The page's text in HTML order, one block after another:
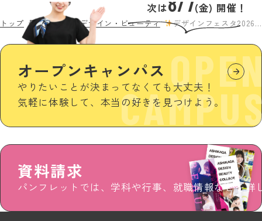
トップ 最新情報 足利デザイン・ビューティ デザインフェスタ2026
資料請求
パンフレットでは、学科や行事、就職情報などを詳
オープンキャンパス
やりたいことが決まってなくても大丈夫！
気軽に体験して、本当の好きを見つけよう。
次は (金) 開催！